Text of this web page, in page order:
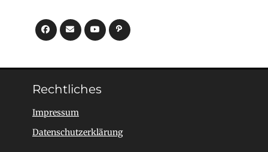
Facebook
E-
Mail
YouTube
Pfad
Rechtliches
Impressum
Datenschutzerklärung